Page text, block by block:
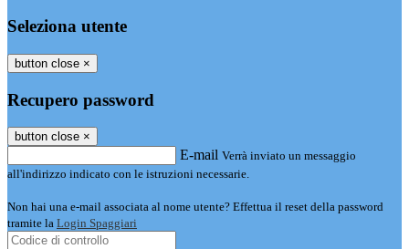
Seleziona utente
button close ×
Recupero password
button close ×
E-mail Verrà inviato un messaggio
all'indirizzo indicato con le istruzioni necessarie.
Non hai una e-mail associata al nome utente? Effettua il reset della password
tramite la Login Spaggiari